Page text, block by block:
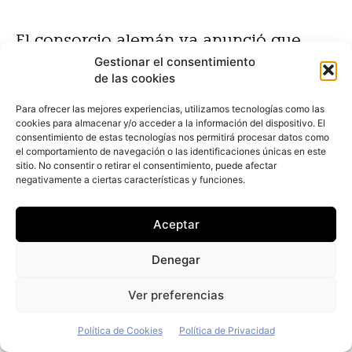
Gestionar el consentimiento
de las cookies
Para ofrecer las mejores experiencias, utilizamos tecnologías como las
cookies para almacenar y/o acceder a la información del dispositivo. El
consentimiento de estas tecnologías nos permitirá procesar datos como
el comportamiento de navegación o las identificaciones únicas en este
sitio. No consentir o retirar el consentimiento, puede afectar
negativamente a ciertas características y funciones.
Aceptar
Denegar
Ver preferencias
Política de Cookies Política de Privacidad
El consorcio alemán ya anunció que
tiene ambiciosos planes para el futuro
operación de compra finalmente se
cierre (está pendiente de aprobación
final por parte de las autoridades de
Bruselas), como aumentar su facturación
en más de un 30% de aquí al 2023 —
hasta superar los 3.000 millones de
euros— y alcanzar beneficios operativos
brutos cercanos a los 400 millones de